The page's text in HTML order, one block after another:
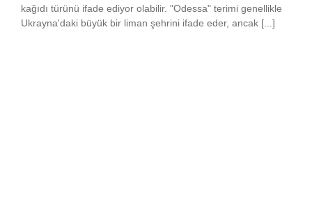
kağıdı türünü ifade ediyor olabilir. "Odessa" terimi genellikle
Ukrayna'daki büyük bir liman şehrini ifade eder, ancak [...]